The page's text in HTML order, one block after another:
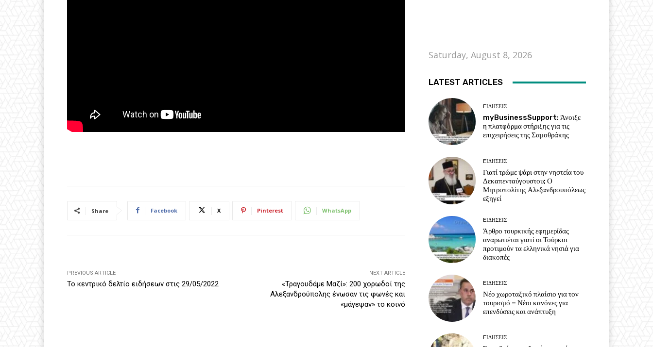
Share Facebook X Pinterest WhatsApp
PREVIOUS ARTICLE
Το κεντρικό δελτίο ειδήσεων στις 29/05/2022
NEXT ARTICLE
«Τραγουδάμε Μαζί»: 200 χορωδοί της
Αλεξανδρούπολης ένωσαν τις φωνές και
«μάγεψαν» το κοινό
Saturday, August 8, 2026
LATEST ARTICLES
EΙΔΗΣΕΙΣ
myBusinessSupport: Άνοιξε
η πλατφόρμα στήριξης για τις
επιχειρήσεις της Σαμοθράκης
EΙΔΗΣΕΙΣ
Γιατί τρώμε ψάρι στην νηστεία του
Δεκαπενταύγουστου; Ο
Μητροπολίτης Αλεξανδρουπόλεως
εξηγεί
EΙΔΗΣΕΙΣ
Άρθρο τουρκικής εφημερίδας
αναρωτιέται γιατί οι Τούρκοι
προτιμούν τα ελληνικά νησιά για
διακοπές
EΙΔΗΣΕΙΣ
Νέο χωροταξικό πλαίσιο για τον
τουρισμό – Νέοι κανόνες για
επενδύσεις και ανάπτυξη
EΙΔΗΣΕΙΣ